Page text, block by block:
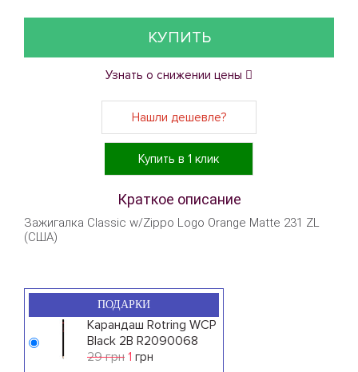
КУПИТЬ
Узнать о снижении цены
Нашли дешевле?
Купить в 1 клик
Краткое описание
Зажигалка Classic w/Zippo Logo Orange Matte 231 ZL
(США)
ПОДАРКИ
Карандаш Rotring WCP
Black 2B R2090068
29 грн 1 грн